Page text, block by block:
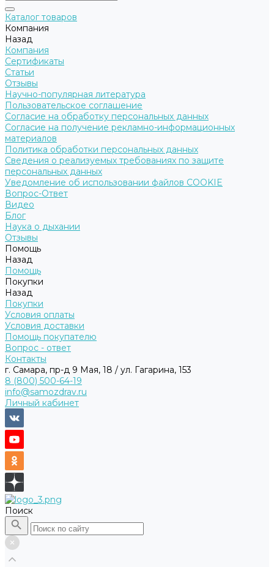
Каталог товаров
Компания
Назад
Компания
Сертификаты
Статьи
Отзывы
Научно-популярная литература
Пользовательское соглашение
Согласие на обработку персональных данных
Согласие на получение рекламно-информационных
материалов
Политика обработки персональных данных
Сведения о реализуемых требованиях по защите
персональных данных
Уведомление об использовании файлов COOKIE
Вопрос-Ответ
Видео
Блог
Наука о дыхании
Отзывы
Помощь
Назад
Помощь
Покупки
Назад
Покупки
Условия оплаты
Условия доставки
Помощь покупателю
Вопрос - ответ
Контакты
г. Самара, пр-д 9 Мая, 18 / ул. Гагарина, 153
8 (800) 500-64-19
info@samozdrav.ru
Личный кабинет
Поиск